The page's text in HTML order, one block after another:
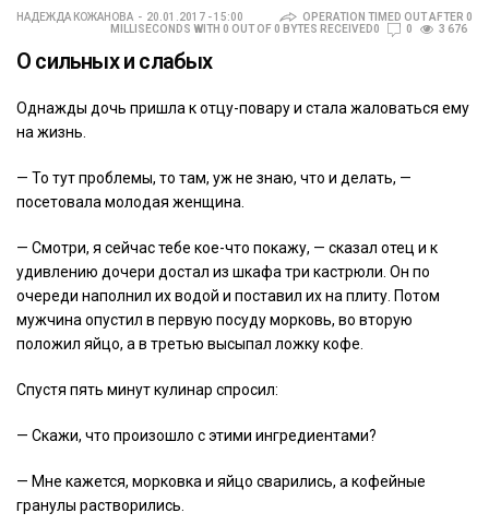
НАДЕЖДА КОЖАНОВА 20.01.2017 - 15:00
OPERATION TIMED OUT AFTER 0
MILLISECONDS WITH 0 OUT OF 0 BYTES RECEIVED0
0 3 676
О сильных и слабых
Однажды дочь пришла к отцу-повару и стала жаловаться ему
на жизнь.
— То тут проблемы, то там, уж не знаю, что и делать, —
посетовала молодая женщина.
— Смотри, я сейчас тебе кое-что покажу, — сказал отец и к
удивлению дочери достал из шкафа три кастрюли. Он по
очереди наполнил их водой и поставил их на плиту. Потом
мужчина опустил в первую посуду морковь, во вторую
положил яйцо, а в третью высыпал ложку кофе.
Спустя пять минут кулинар спросил:
— Скажи, что произошло с этими ингредиентами?
— Мне кажется, морковка и яйцо сварились, а кофейные
гранулы растворились.